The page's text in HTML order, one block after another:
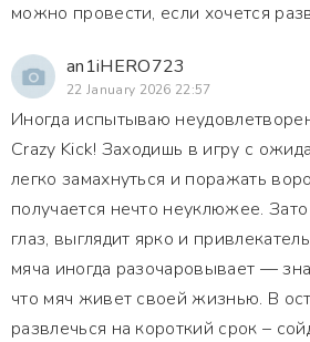
можно провести, если хочется
an1iHERO723
22 January 2026 22:57
Иногда испытываю
Crazy Kick! Заходишь в игру с
легко замахнуться и поражать
получается нечто неуклюжее.
глаз, выглядит ярко и
мяча иногда разочаровывает —
что мяч живет своей жизнью. В
развлечься на короткий срок –